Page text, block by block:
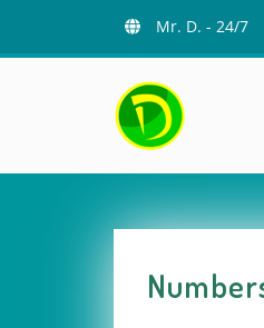
Mr. D. - 24/7